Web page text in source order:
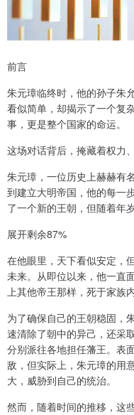
前言
朱元璋临终时，他的孙子朱
看似简单，却揭示了一个复
事，更是整个国家的命运。
这场对话背后，掩藏着权力
朱元璋，一位历史上赫赫有
到建立大明帝国，他的每一
了一个新的王朝，但随着年
展开剩余87%
在他眼里，天下看似安定，
未来。从即位以来，他一直
上其他帝王那样，死于家族
为了确保自己的王朝稳固，
速清除了朝中的异己，还
分别派往各地担任藩王。表
敌，但实际上，朱元璋的用
大，威胁到自己的统治。
然而，随着时间的推移，这